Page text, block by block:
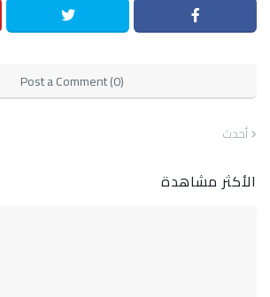
Post a Comment (0)
أحدث
الأكثر مشاهدة